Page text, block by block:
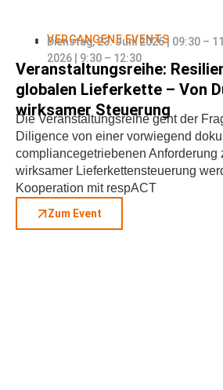
VERGANGENE EVENTS
Dienstag, 23. Juni 2026 | 09:30 –
2026 | 9:30 – 12:30
Veranstaltungsreihe:
globalen Lieferkette – Von
wirksamer Steuerung
Die Veranstaltungsreihe geht der
Diligence von einer vorwiegend
compliancegetriebenen Anforderung
wirksamer Lieferkettensteuerung
Kooperation mit respACT
Zum Event